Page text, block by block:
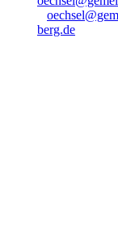
berg.de